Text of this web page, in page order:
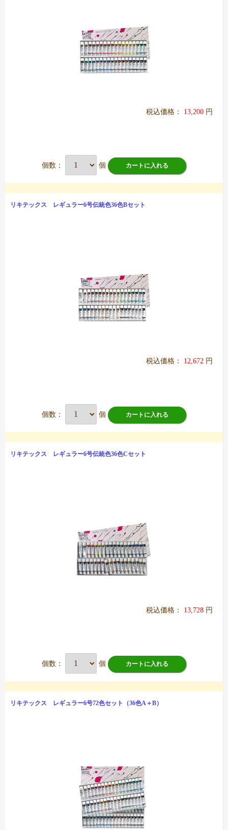
税込価格： 13,200 円
個数： 個 カートに入れる
リキテックス レギュラー6号伝統色36色Bセット
税込価格： 12,672 円
個数： 個 カートに入れる
リキテックス レギュラー6号伝統色36色Cセット
税込価格： 13,728 円
個数： 個 カートに入れる
リキテックス レギュラー6号72色セット（36色A＋B）